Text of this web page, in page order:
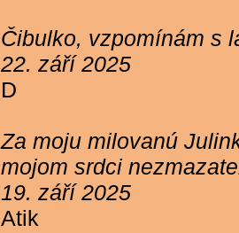
Čibulko, vzpomínám s
22. září 2025
D
Za moju milovanú
mojom srdci
19. září 2025
Atik